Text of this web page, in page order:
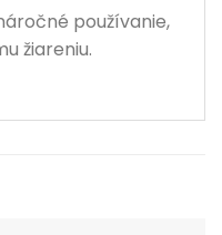
používanie,
žiareniu.